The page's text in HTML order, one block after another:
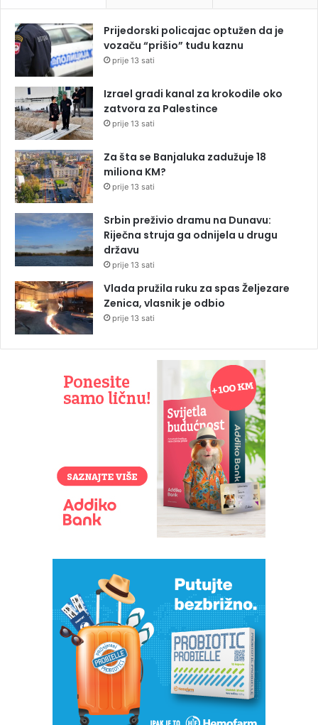
Prijedorski policajac optužen da je
vozaču “prišio” tuđu kaznu
prije 13 sati
Izrael gradi kanal za krokodile oko
zatvora za Palestince
prije 13 sati
Za šta se Banjaluka zadužuje 18
miliona KM?
prije 13 sati
Srbin preživio dramu na Dunavu:
Riječna struja ga odnijela u drugu
državu
prije 13 sati
Vlada pružila ruku za spas Željezare
Zenica, vlasnik je odbio
prije 13 sati